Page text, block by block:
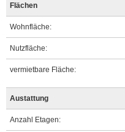
Flächen
Wohnfläche:
Nutzfläche:
vermietbare Fläche:
Austattung
Anzahl Etagen: